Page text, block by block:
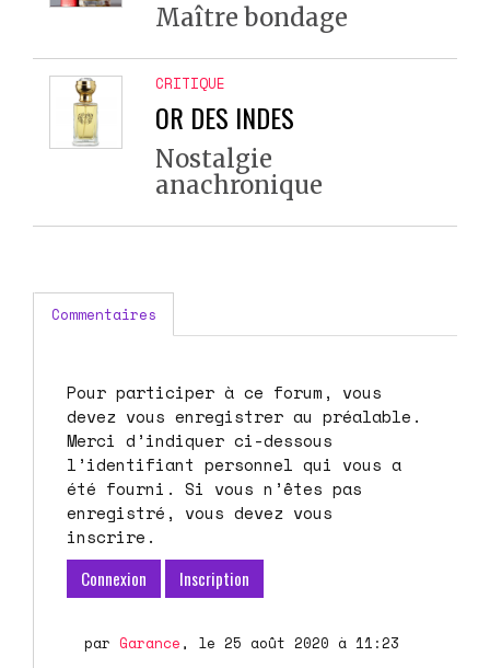
Maître bondage
CRITIQUE
OR DES INDES
Nostalgie
anachronique
Commentaires
Pour participer à ce forum, vous
devez vous enregistrer au préalable.
Merci d’indiquer ci-dessous
l’identifiant personnel qui vous a
été fourni. Si vous n’êtes pas
enregistré, vous devez vous
inscrire.
Connexion
Inscription
par Garance , le 25 août 2020 à 11:23